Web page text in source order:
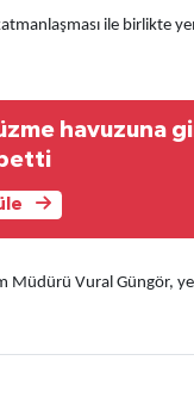
ile birlikte
havuzuna
Müdürü Vural Güngör,